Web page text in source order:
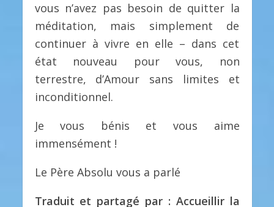
vous n’avez pas besoin de quitter la
méditation, mais simplement de
continuer à vivre en elle – dans cet
état nouveau pour vous, non
terrestre, d’Amour sans limites et
inconditionnel.
Je vous bénis et vous aime
immensément !
Le Père Absolu vous a parlé
Traduit et partagé par : Accueillir la